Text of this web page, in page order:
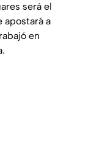
será el
apostará a
en